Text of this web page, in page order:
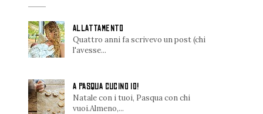
ALLATTAMENTO
Quattro anni fa scrivevo un post (chi
l'avesse...
A PASQUA CUCINO IO!
Natale con i tuoi, Pasqua con chi
vuoi.Almeno,...